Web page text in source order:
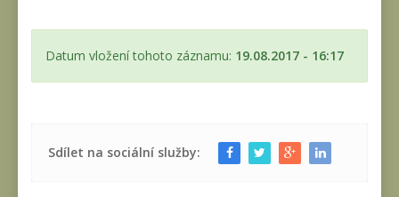
Datum vložení tohoto záznamu: 19.08.2017 - 16:17
Sdílet na sociální služby: